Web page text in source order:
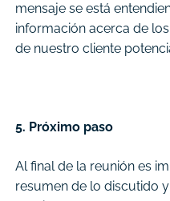
mensaje se está
información acerca de
de nuestro cliente
5. Próximo paso
Al final de la reunión es
resumen de lo discutido